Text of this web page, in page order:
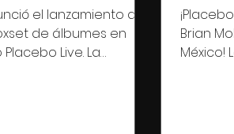
el lanzamiento de
de álbumes en
Live. La
Brian
México!